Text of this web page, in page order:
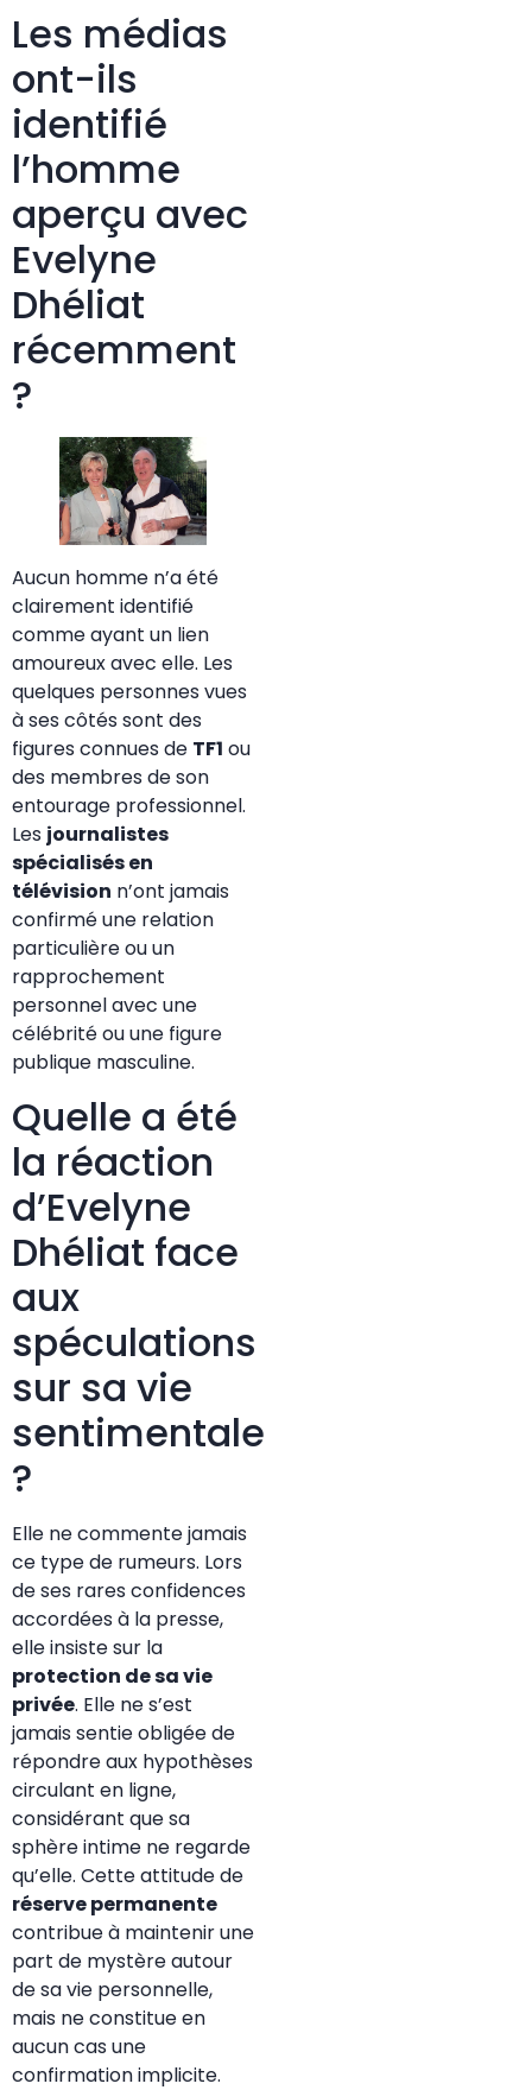
Les médias
ont-ils
identifié
l’homme
aperçu avec
Evelyne
Dhéliat
récemment
?
Aucun homme n’a été
clairement identifié
comme ayant un lien
amoureux avec elle. Les
quelques personnes vues
à ses côtés sont des
figures connues de TF1 ou
des membres de son
entourage professionnel.
Les journalistes
spécialisés en
télévision n’ont jamais
confirmé une relation
particulière ou un
rapprochement
personnel avec une
célébrité ou une figure
publique masculine.
Quelle a été
la réaction
d’Evelyne
Dhéliat face
aux
spéculations
sur sa vie
sentimentale
?
Elle ne commente jamais
ce type de rumeurs. Lors
de ses rares confidences
accordées à la presse,
elle insiste sur la
protection de sa vie
privée. Elle ne s’est
jamais sentie obligée de
répondre aux hypothèses
circulant en ligne,
considérant que sa
sphère intime ne regarde
qu’elle. Cette attitude de
réserve permanente
contribue à maintenir une
part de mystère autour
de sa vie personnelle,
mais ne constitue en
aucun cas une
confirmation implicite.